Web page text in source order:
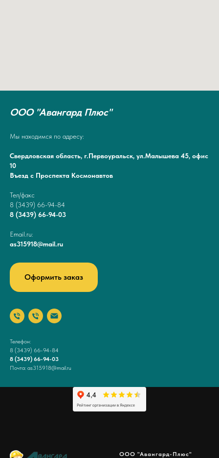
ООО "Авангард Плюс"
Мы находимся по адресу:
Свердловская область, г.Первоуральск, ул.Малышева 45, офис
10
Въезд с Проспекта Космонавтов
Тел/факс
8 (3439) 66-94-84
8 (3439) 66-94-03
Email.ru:
as315918@mail.ru
Оформить заказ
Телефон:
8 (3439) 66-94-84
8 (3439) 66-94-03
Почта: as315918@mail.ru
ООО "Авангард-Плюс"